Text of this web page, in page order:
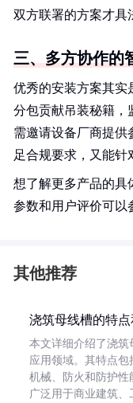
双方联署的方案才具
三、多方协作的
优秀的安装方案其实
分包贡献吊装秘籍，
需邀请设备厂商提供
足合规要求，又能针
想了解更多产品的具
参数和用户评价可以
其他推荐
浇筑母线槽的特
本文详细介绍了浇筑
应用领域。其特点包
机械、防火和防护性
广泛用于商业建筑、